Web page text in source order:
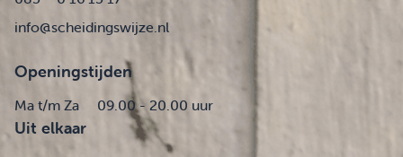
info@scheidingswijze.nl
Openingstijden
Ma t/m Za 09.00 - 20.00 uur
Uit elkaar